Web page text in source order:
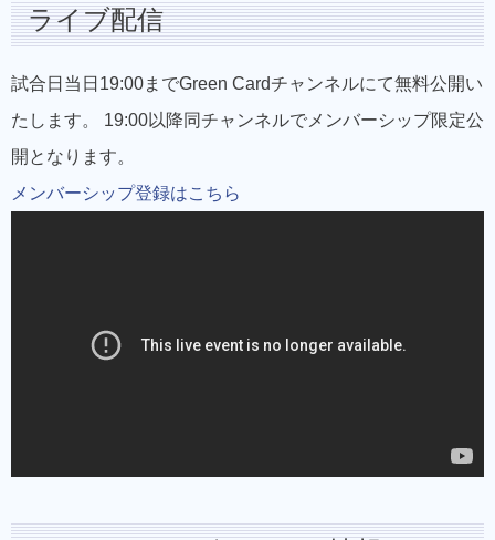
ライブ配信
試合日当日19:00までGreen Cardチャンネルにて無料公開い
たします。 19:00以降同チャンネルでメンバーシップ限定公
開となります。
メンバーシップ登録はこちら